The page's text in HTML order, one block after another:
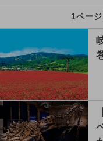
1ペー